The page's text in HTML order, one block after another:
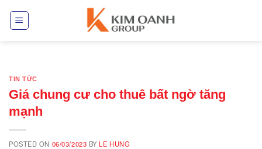
TIN TỨC
Giá chung cư cho thuê bất ngờ tăng
mạnh
POSTED ON 06/03/2023 BYLE HUNG